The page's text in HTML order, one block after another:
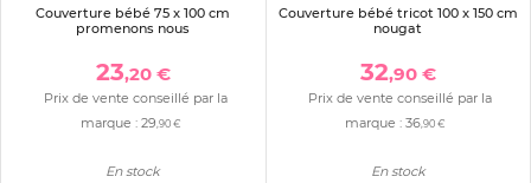
Couverture bébé 75 x 100 cm
promenons nous
23,20 €
Prix de vente conseillé par la
marque : 29,90 €
En stock
Couverture bébé tricot 100 x 150 cm
nougat
32,90 €
Prix de vente conseillé par la
marque :36,90 €
En stock